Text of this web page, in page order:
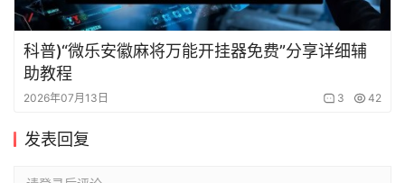
科普)“微乐安徽麻将万能开挂器免费”分享详细辅
助教程
2026年07月13日 3 42
发表回复